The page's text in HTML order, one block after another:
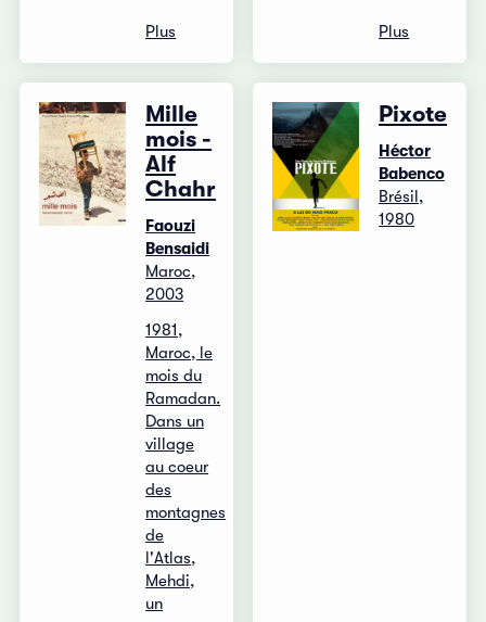
Plus Plus
Mille
mois -
Alf
Chahr
Faouzi
Bensaidi
Maroc,
2003
1981,
Maroc, le
mois du
Ramadan.
Dans un
village
au coeur
des
montagnes
de
l'Atlas,
Mehdi,
un
Pixote
Héctor
Babenco
Brésil,
1980